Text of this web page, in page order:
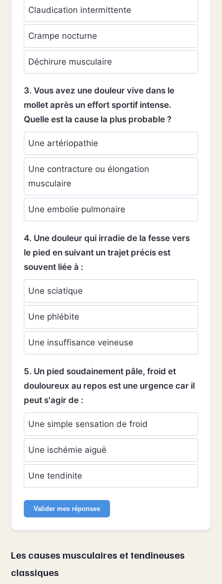
Claudication intermittente
Crampe nocturne
Déchirure musculaire
3. Vous avez une douleur vive dans le
mollet après un effort sportif intense.
Quelle est la cause la plus probable ?
Une artériopathie
Une contracture ou élongation
musculaire
Une embolie pulmonaire
4. Une douleur qui irradie de la fesse vers
le pied en suivant un trajet précis est
souvent liée à :
Une sciatique
Une phlébite
Une insuffisance veineuse
5. Un pied soudainement pâle, froid et
douloureux au repos est une urgence car il
peut s'agir de :
Une simple sensation de froid
Une ischémie aiguë
Une tendinite
Valider mes réponses
Les causes musculaires et tendineuses
classiques